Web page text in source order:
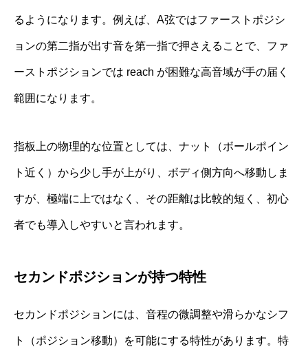
るようになります。例えば、A弦ではファーストポジシ
ョンの第二指が出す音を第一指で押さえることで、ファ
ーストポジションでは reach が困難な高音域が手の届く
範囲になります。
指板上の物理的な位置としては、ナット（ボールポイン
ト近く）から少し手が上がり、ボディ側方向へ移動しま
すが、極端に上ではなく、その距離は比較的短く、初心
者でも導入しやすいと言われます。
セカンドポジションが持つ特性
セカンドポジションには、音程の微調整や滑らかなシフ
ト（ポジション移動）を可能にする特性があります。特